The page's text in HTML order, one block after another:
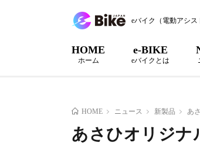
eバイク（電動アシス
HOME
ホーム
e-BIKE
eバイクとは
HOME ニュース 新製品 あ
あさひオリジナ